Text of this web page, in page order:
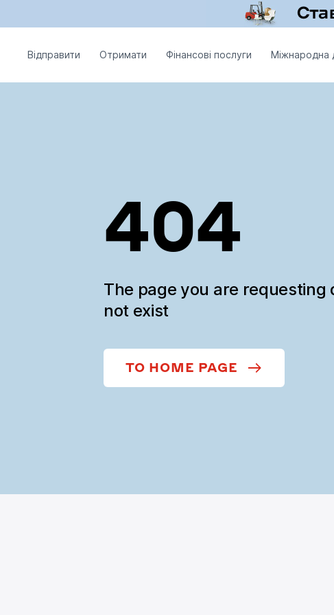
Відправити Отримати Фінансові послуги Міжнародна
404
The page you are requesting
not exist
TO HOME PAGE